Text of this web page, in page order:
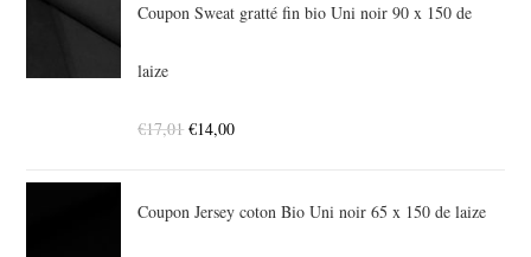
Coupon Sweat gratté fin bio Uni noir 90 x 150 de
laize
€17,01 €14,00
Coupon Jersey coton Bio Uni noir 65 x 150 de laize